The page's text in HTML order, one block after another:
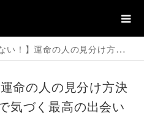
の人の見分け方決定版｜7つのサインで気づく最高の出会い
命の人の見分け方決
気づく最高の出会い